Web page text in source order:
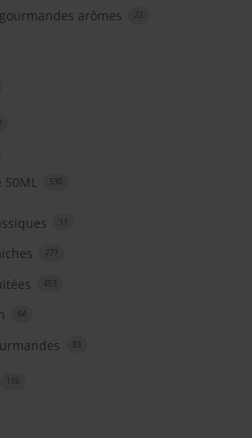
arômes 22
50ML 530
11
277
453
64
83
116